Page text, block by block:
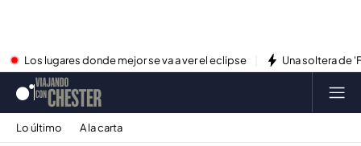
Los lugares donde mejor se va a ver el eclipse Una soltera de
Lo último A la carta